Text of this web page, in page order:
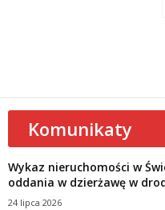
Komunikaty
Wykaz nieruchomości w
oddania w dzierżawę w
24 lipca 2026